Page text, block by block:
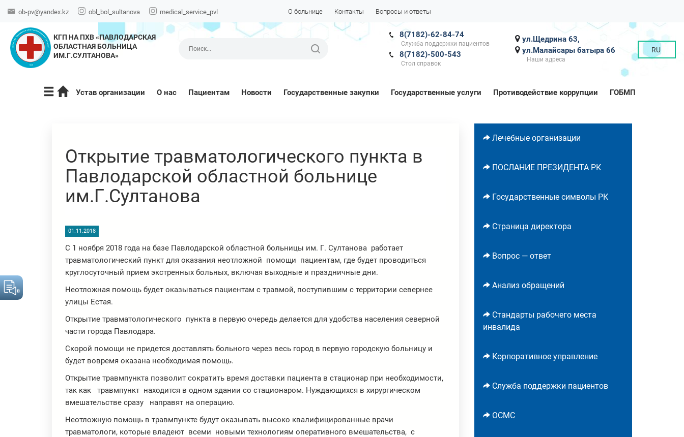
ob-pv@yandex.kz obl_bol_sultanova medical_service_pvl О больнице Контакты Вопросы и ответы
КГП НА ПХВ «ПАВЛОДАРСКАЯ
ОБЛАСТНАЯ БОЛЬНИЦА
ИМ.Г.СУЛТАНОВА»
RU
ул.Щедрина 63,
ул.Малайсары батыра 66
Наши адреса
8(7182)-62-84-74
Служба поддержки пациентов
8(7182)-500-543
Стол справок
Устав организации О нас Пациентам Новости Государственные закупки Государственные услуги Противодействие коррупции ГОБМП
Открытие травматологического пункта в
Павлодарской областной больнице
им.Г.Султанова
01.11.2018
С 1 ноября 2018 года на базе Павлодарской областной больницы им. Г. Султанова работает
травматологический пункт для оказания неотложной помощи пациентам, где будет проводиться
круглосуточный прием экстренных больных, включая выходные и праздничные дни.
Неотложная помощь будет оказываться пациентам с травмой, поступившим с территории севернее
улицы Естая.
Открытие травматологического пункта в первую очередь делается для удобства населения северной
части города Павлодара.
Скорой помощи не придется доставлять больного через весь город в первую городскую больницу и
будет вовремя оказана необходимая помощь.
Открытие травмпункта позволит сократить время доставки пациента в стационар при необходимости,
так как травмпункт находится в одном здании со стационаром. Нуждающихся в хирургическом
вмешательстве сразу направят на операцию.
Неотложную помощь в травмпункте будут оказывать высоко квалифицированные врачи
травматологи, которые владеют всеми новыми технологиям оперативного вмешательства, с
Лечебные организации
ПОСЛАНИЕ ПРЕЗИДЕНТА РК
Государственные символы РК
Страница директора
Вопрос — ответ
Анализ обращений
Стандарты рабочего места
инвалида
Корпоративное управление
Служба поддержки пациентов
ОСМС